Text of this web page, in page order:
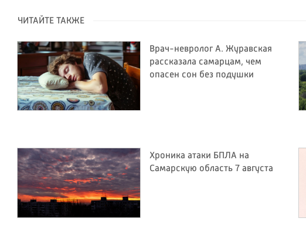
ЧИТАЙТЕ ТАКЖЕ
Врач-невролог А. Журавская
рассказала самарцам, чем
опасен сон без подушки
Хроника атаки БПЛА на
Самарскую область 7 августа